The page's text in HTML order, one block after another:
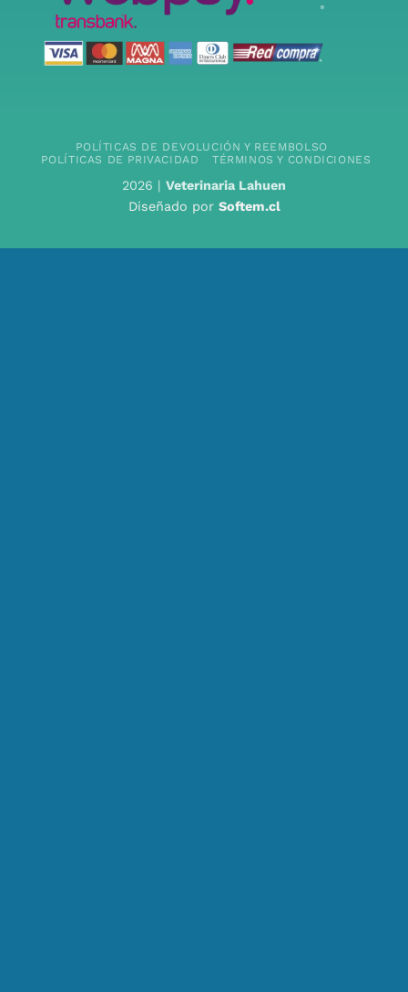
POLÍTICAS DE DEVOLUCIÓN Y REEMBOLSO
POLÍTICAS DE PRIVACIDAD
TÉRMINOS Y CONDICIONES
2026 | Veterinaria Lahuen
Diseñado por Softem.cl